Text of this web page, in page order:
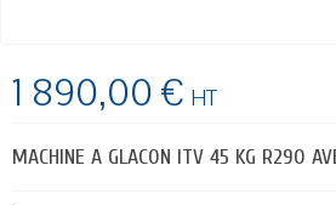
1 890,00 € HT
MACHINE A GLACON ITV 45 KG R290